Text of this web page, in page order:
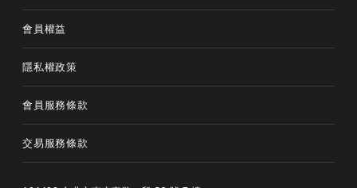
會員權益
隱私權政策
會員服務條款
交易服務條款